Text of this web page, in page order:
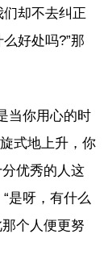
却不去纠正
好处吗?”那
当你用心的时
式地上升，你
优秀的人这
是呀，有什么
个人便更努